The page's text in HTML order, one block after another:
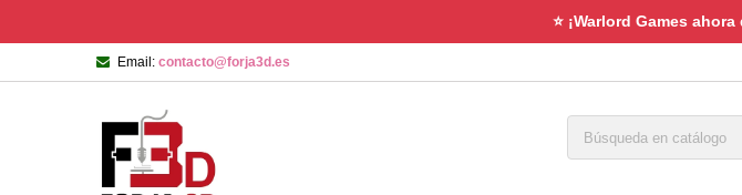
⭐ ¡Warlord Games
Email: contacto@forja3d.es